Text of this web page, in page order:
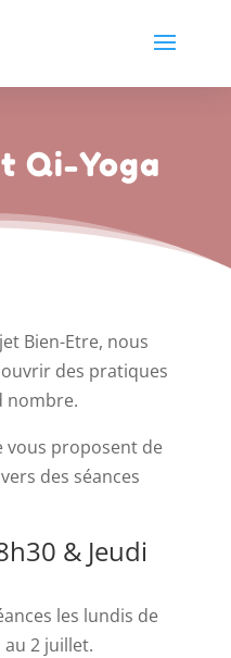
Qi-Yoga
Bien-Etre, nous
des pratiques
nombre.
vous proposent de
des séances
& Jeudi
les lundis de
au 2 juillet.